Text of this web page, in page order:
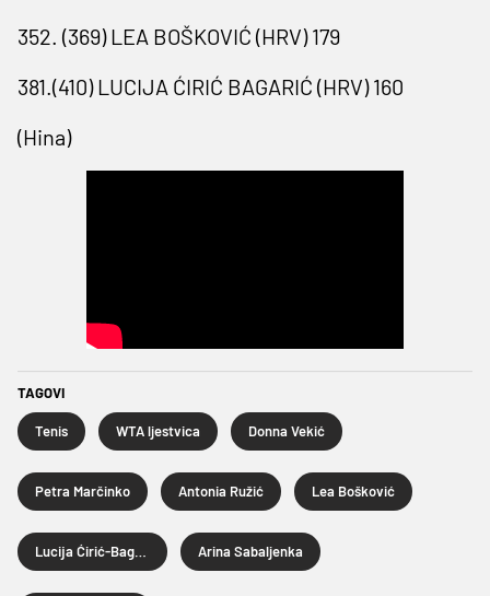
352. (369) LEA BOŠKOVIĆ (HRV) 179
381.(410) LUCIJA ĆIRIĆ BAGARIĆ (HRV) 160
(Hina)
TAGOVI
Tenis WTA ljestvica Donna Vekić
Petra Marčinko Antonia Ružić Lea Bošković
Arina Sabaljenka